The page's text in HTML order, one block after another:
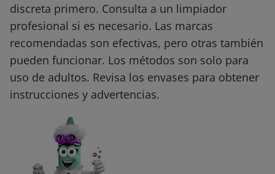
discreta primero. Consulta a un limpiador
profesional si es necesario. Las marcas
recomendadas son efectivas, pero otras también
pueden funcionar. Los métodos son solo para
uso de adultos. Revisa los envases para obtener
instrucciones y advertencias.